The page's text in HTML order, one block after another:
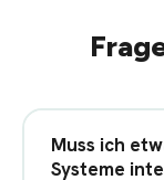
Muss ich
Systeme